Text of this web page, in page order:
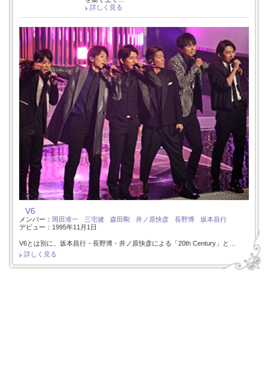
詳しく見る
V6
メンバー： 岡田准一 三宅健 森田剛 井ノ原快彦 長野博
坂本昌行
デビュー：1995年11月1日
V6とは別に、坂本昌行・長野博・井ノ原快彦による「20th Century」と…
詳しく見る